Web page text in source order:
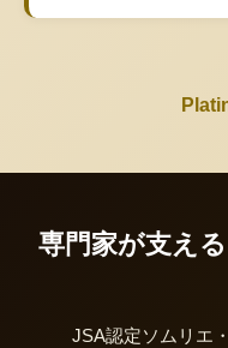
専門家が支え
JSA認定ソムリエ